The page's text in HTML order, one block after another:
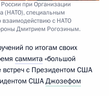
при Организации
(НАТО), специальным
взаимодействию с НАТО
Дмитрием Рогозиным.
по итогам своих
саммита «большой
встреч с Президентом США
СШАДжозефом